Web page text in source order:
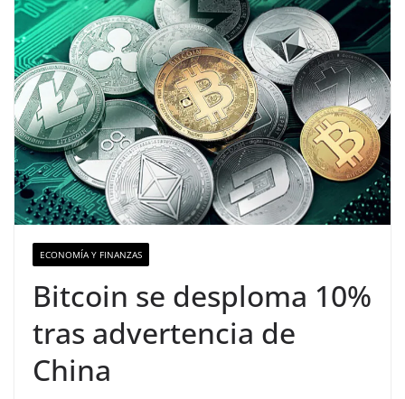
ECONOMÍA Y FINANZAS
Bitcoin se desploma 10%
tras advertencia de
China